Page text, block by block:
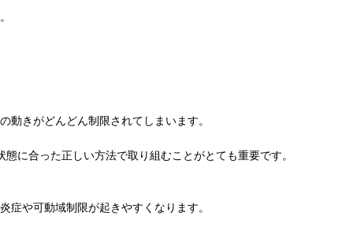
動きがどんどん制限されてしまいます。
に合った正しい方法で取り組むことがとても重要です。
や可動域制限が起きやすくなります。